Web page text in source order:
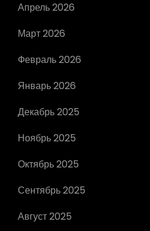
Апрель 2026
Март 2026
Февраль 2026
Январь 2026
Декабрь 2025
Ноябрь 2025
Октябрь 2025
Сентябрь 2025
Август 2025